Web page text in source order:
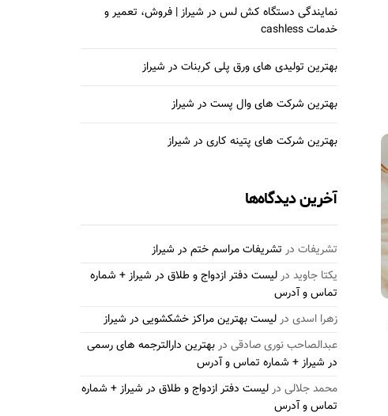
نمایندگی دستگاه کش لس در شیراز | فروش، تعمیر و
خدمات cashless
بهترین تولیدی های ورق پلی کربنات در شیراز
بهترین شرکت های وال پست در شیراز
بهترین شرکت های پتینه کاری در شیراز
آخرین دیدگاه‌ها
تشریفات در تشریفات مراسم ختم در شیراز
یکتا جاوید درلیست دفتر ازدواج و طلاق در شیراز + شماره
تماس و آدرس
زهرا اسدی درلیست بهترین مراکز خشکشویی در شیراز
عبدالصاحب نوری صادقی دربهترین دارالترجمه های رسمی
در شیراز + شماره تماس و آدرس
محمد جلالی درلیست دفتر ازدواج و طلاق در شیراز + شماره
تماس و آدرس